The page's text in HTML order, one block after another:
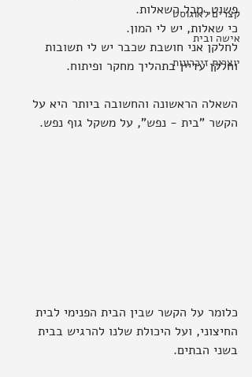
קצרים לאוגוסט
אישה ובית
יוצרות זיכרונות
פשוט, מכל השאלות.
כי שאלות, יש לי המון.
לחלקן אני חושבת שכבר יש לי תשובות
וחלקן עדיין בתהליך מחקר ופיתוח.
השאלה הראשונה והחשובה ביותר היא על
הקשר "בית - נפש", על משקל גוף נפש.
כלומר על הקשר שבין הבית הפנימי לבית
החיצוני, ועל היכולת שלנו להרגיש בבית
בשני הבתים.